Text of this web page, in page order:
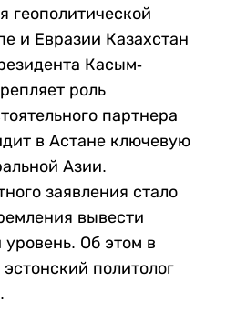
и Евразии Казахстан
Касым-
роль
партнера
в Астане ключевую
Азии.
заявления стало
вывести
Об этом в
политолог